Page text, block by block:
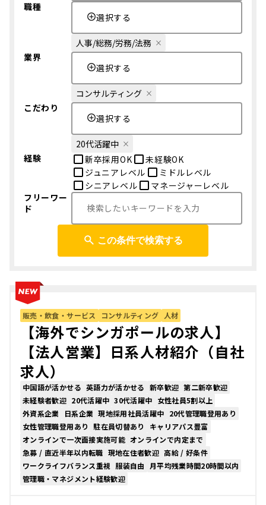
職種
選択する
人事/総務/労務/法務
業界
選択する
コンサルティング
こだわり
選択する
20代活躍中
経験
新卒採用OK
未経験OK
ジュニアレベル
ミドルレベル
シニアレベル
マネージャーレベル
フリーワー
ド
この条件で検索する
販売・飲食・サービス コンサルティング 人材
【海外でシンガポールの求人】
【法人営業】日系人材紹介（自社
求人）
中国語が活かせる 英語力が活かせる 新卒歓迎 第二新卒歓迎
未経験者歓迎 20代活躍中 30代活躍中 女性社員5割以上
外資系企業
日系企業 現地採用社員活躍中 20代管理職登用あり
女性管理職登用あり
駐在員切替あり
キャリアパス豊富
オンラインで一次面接実施可能 オンラインで内定まで
急募 / 直近半年以内転職 現地在住者歓迎 高給 / 好条件
ワークライフバランス重視 服装自由
月平均残業時間20時間以内
管理職・マネジメント経験歓迎